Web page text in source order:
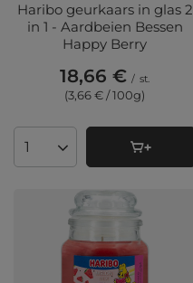
Haribo geurkaars in glas 2
in 1 - Aardbeien Bessen
Happy Berry
18,66 € / st.
(3,66 € / 100g)
Aantal producten